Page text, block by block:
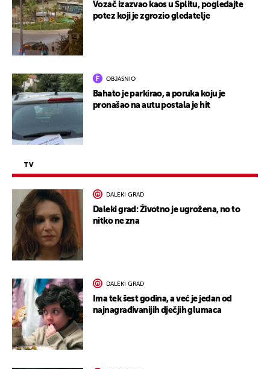
Vozač izazvao kaos u Splitu, pogledajte
potez koji je zgrozio gledatelje
OBJASNIO
Bahato je parkirao, a poruka koju je
pronašao na autu postala je hit
TV
DALEKI GRAD
Daleki grad: Životno je ugrožena, no to
nitko ne zna
DALEKI GRAD
Ima tek šest godina, a već je jedan od
najnagrađivanijih dječjih glumaca